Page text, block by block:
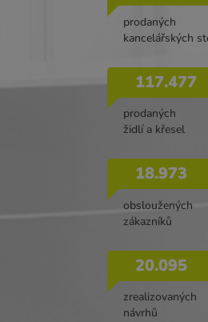
prodaných
kancelářských
117.477
prodaných
židlí a křesel
18.973
obsloužených
zákazníků
20.095
zrealizovaných
návrhů